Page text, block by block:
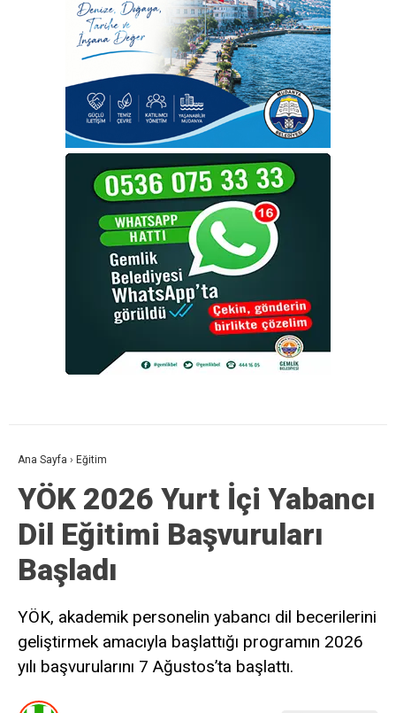
Ana Sayfa › Eğitim
YÖK 2026 Yurt İçi Yabancı
Dil Eğitimi Başvuruları
Başladı
YÖK, akademik personelin yabancı dil becerilerini
geliştirmek amacıyla başlattığı programın 2026
yılı başvurularını 7 Ağustos’ta başlattı.